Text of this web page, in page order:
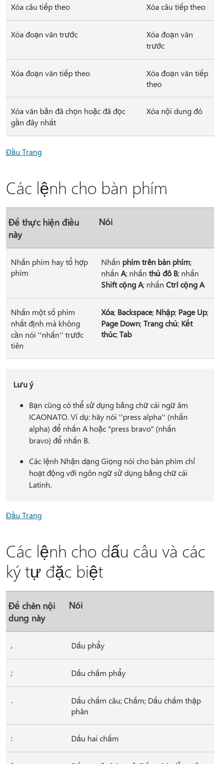
Xóa câu tiếp theo Xóa câu tiếp theo
Xóa đoạn văn trước
Xóa đoạn văn
trước
Xóa đoạn văn tiếp theo
Xóa đoạn văn tiếp
theo
Xóa văn bản đã chọn hoặc đã đọc
gần đây nhất
Xóa nội dung đó
Đầu Trang
Các lệnh cho bàn phím
Để thực hiện điều
này
Nói
Nhấn phím hay tổ hợp
phím
Nhấn phím trên bàn phím;
nhấn A; nhấn thủ đô B; nhấn
Shift cộng A; nhấn Ctrl cộng A
Nhấn một số phím
nhất định mà không
cần nói ''nhấn'' trước
tiên
Xóa; Backspace; Nhập; Page Up;
Page Down;Trang chủ; Kết
thúc;Tab
Lưu ý
Bạn cũng có thể sử dụng bảng chữ cái ngữ âm
ICAONATO. Ví dụ: hãy nói ''press alpha'' (nhấn
alpha) để nhấn A hoặc "press bravo" (nhấn
bravo) để nhấn B.
Các lệnh Nhận dạng Giọng nói cho bàn phím chỉ
hoạt động với ngôn ngữ sử dụng bảng chữ cái
Latinh.
Đầu Trang
Các lệnh cho dấu câu và các
ký tự đặc biệt
Để chèn nội
dung này
Nói
, Dấu phẩy
; Dấu chấm phẩy
.
Dấu chấm câu; Chấm; Dấu chấm thập
phân
: Dấu hai chấm